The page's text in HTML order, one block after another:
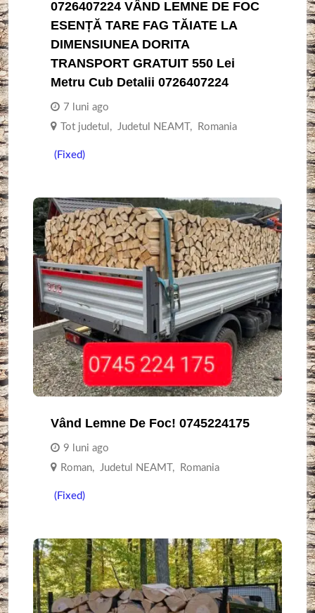
0726407224 VÂND LEMNE DE FOC
ESENȚĂ TARE FAG TĂIATE LA
DIMENSIUNEA DORITA
TRANSPORT GRATUIT 550 Lei
Metru Cub Detalii 0726407224
7 luni ago
Tot judetul , Judetul NEAMT , Romania
(Fixed)
Vând Lemne De Foc! 0745224175
9 luni ago
Roman, Judetul NEAMT , Romania
(Fixed)